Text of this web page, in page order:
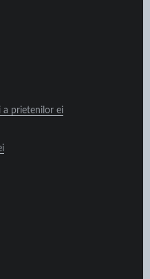
a prietenilor ei